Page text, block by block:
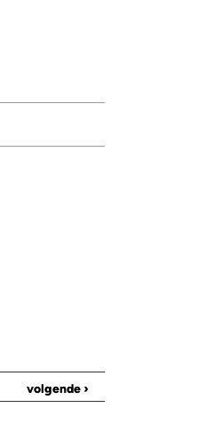
volgende ›